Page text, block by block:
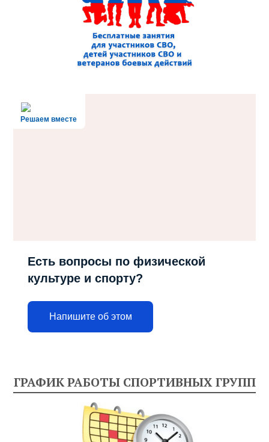
Решаем вместе
Есть вопросы по физической
культуре и спорту?
Напишите об этом
ГРАФИК РАБОТЫ СПОРТИВНЫХ ГРУПП